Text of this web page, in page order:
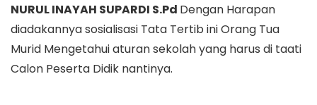
NURUL INAYAH SUPARDI S.Pd Dengan Harapan
diadakannya sosialisasi Tata Tertib ini Orang Tua
Murid Mengetahui aturan sekolah yang harus di taati
Calon Peserta Didik nantinya.